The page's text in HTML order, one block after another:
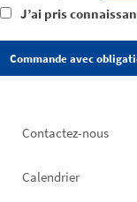
J’ai pris
Footer
Contactez-nous
Calendrier